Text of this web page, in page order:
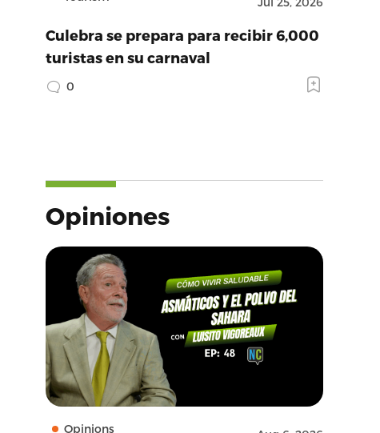
Culebra se prepara para recibir 6,000
turistas en su carnaval
0
Opiniones
Opinions